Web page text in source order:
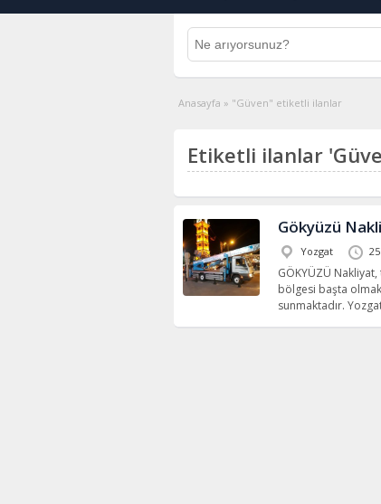
Anasayfa » "Güven" etiketli ilanlar
Etiketli ilanlar
Gökyüzü
Yozgat
GÖKYÜZÜ
bölgesi başta
sunmaktadır.